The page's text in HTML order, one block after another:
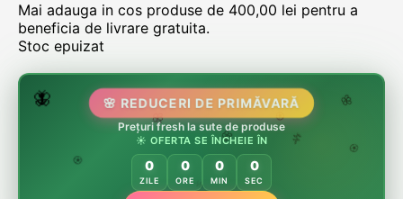
Mai adauga in cos produse de 400,00 lei pentru a
beneficia de livrare gratuita.
Stoc epuizat
🌸
🌸
🏵️
🌷
🦋 🌸 REDUCERI DE PRIMĂVARĂ
Prețuri fresh la sute de produse
☀️ OFERTA SE ÎNCHEIE ÎN
0
ZILE
0
ORE
0
MIN
0
SEC